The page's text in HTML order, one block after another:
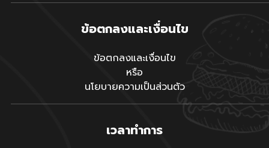
ข้อตกลงและเงื่อนไข
ข้อตกลงและเงื่อนไข
หรือ
นโยบายความเป็นส่วนตัว
เวลาทำการ